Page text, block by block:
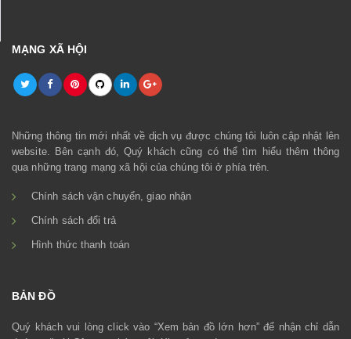
MẠNG XÃ HỘI
Những thông tin mới nhất về dịch vụ được chúng tôi luôn cập nhật lên
website. Bên cạnh đó, Quý khách cũng có thể tìm hiểu thêm thông
qua những trang mạng xã hội của chúng tôi ở phía trên.
Chính sách vận chuyển, giao nhận
Chính sách đổi trả
Hình thức thanh toán
BẢN ĐỒ
Quý khách vui lòng click vào “Xem bản đồ lớn hơn” để nhận chỉ dẫn